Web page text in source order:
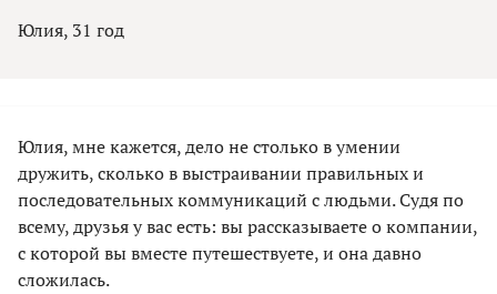
Юлия, 31 год
Юлия, мне кажется, дело не столько в умении
дружить, сколько в выстраивании правильных и
последовательных коммуникаций с людьми. Судя по
всему, друзья у вас есть: вы рассказываете о компании,
с которой вы вместе путешествуете, и она давно
сложилась.